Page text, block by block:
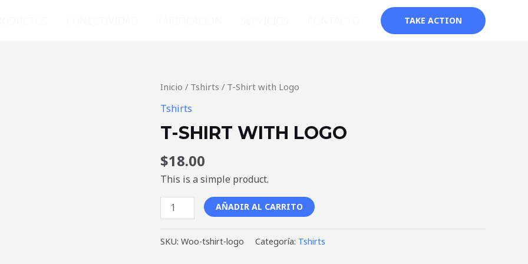
TAKE ACTION
Inicio / Tshirts / T-Shirt with Logo
Tshirts
T-SHIRT WITH LOGO
$18.00
This is a simple product.
T-
Shirt
Logo
AÑADIR AL CARRITO
SKU: Woo-tshirt-logo Categoría: Tshirts